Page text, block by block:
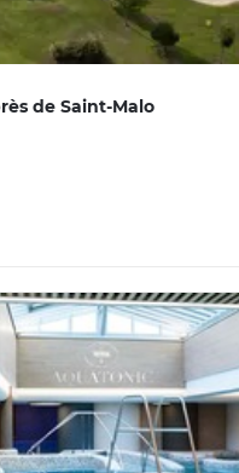
de Saint-Malo